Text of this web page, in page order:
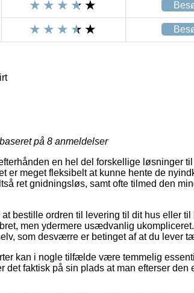
på 8 anmeldelser
en hel del forskellige løsninger
er meget fleksibelt at kunne hente de
ret gnidningsløs, samt ofte tilmed den
bestille ordren til levering til dit hus eller
men ydermere usædvanlig
som desværre er betinget af at du lever
kan i nogle tilfælde være temmelig
det faktisk på sin plads at man efterser